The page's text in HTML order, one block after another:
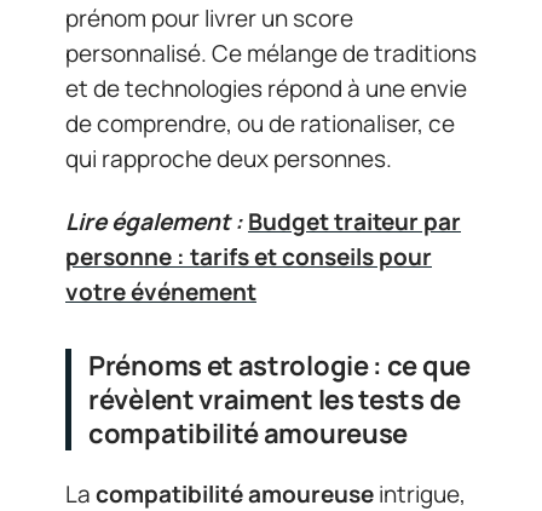
prénom pour livrer un score
personnalisé. Ce mélange de traditions
et de technologies répond à une envie
de comprendre, ou de rationaliser, ce
qui rapproche deux personnes.
Lire également :Budget traiteur par
personne : tarifs et conseils pour
votre événement
Prénoms et astrologie : ce que
révèlent vraiment les tests de
compatibilité amoureuse
Lacompatibilité amoureuseintrigue,